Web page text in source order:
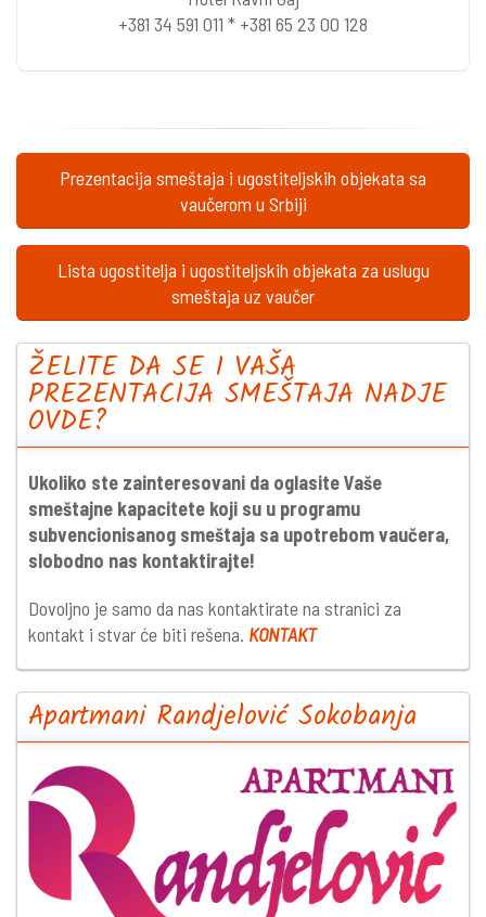
+381 34 591 011 * +381 65 23 00 128
Prezentacija smeštaja i ugostiteljskih objekata sa
vaučerom u Srbiji
Lista ugostitelja i ugostiteljskih objekata za uslugu
smeštaja uz vaučer
ŽELITE DA SE I VAŠA
PREZENTACIJA SMEŠTAJA NADJE
OVDE?
Ukoliko ste zainteresovani da oglasite Vaše
smeštajne kapacitete koji su u programu
subvencionisanog smeštaja sa upotrebom vaučera,
slobodno nas kontaktirajte!
Dovoljno je samo da nas kontaktirate na stranici za
kontakt i stvar će biti rešena. KONTAKT
Apartmani Randjelović Sokobanja